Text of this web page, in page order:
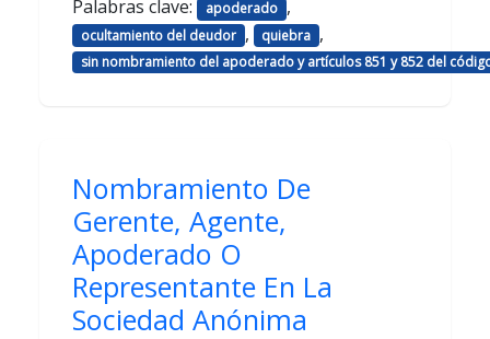
Palabras clave: apoderado ,
ocultamiento del deudor , quiebra ,
sin nombramiento del apoderado y artículos 851 y 852 del
Nombramiento De
Gerente, Agente,
Apoderado O
Representante En La
Sociedad Anónima